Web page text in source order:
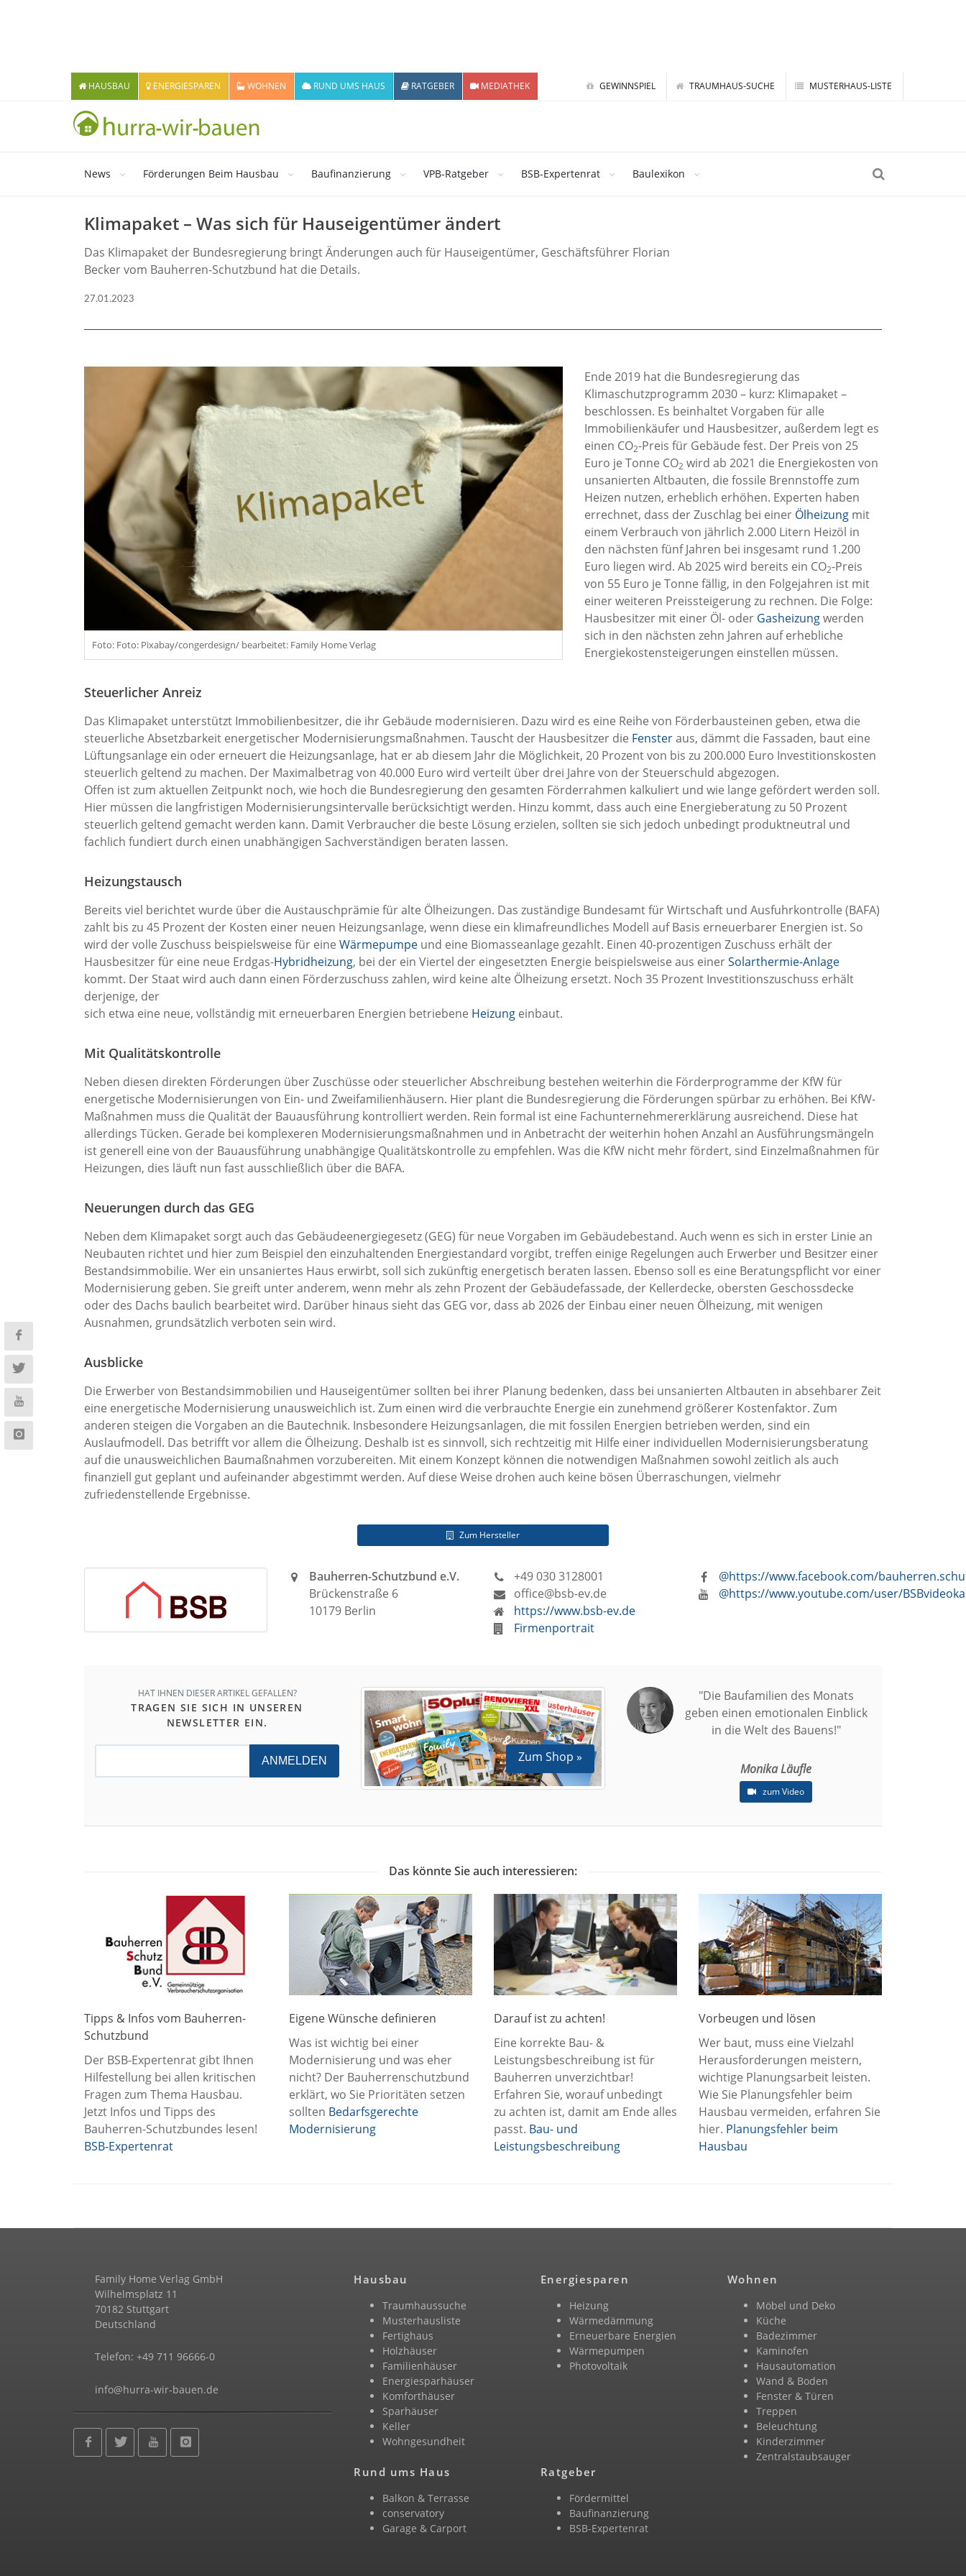
GEWINNSPIEL TRAUMHAUS-SUCHE MUSTERHAUS-LISTE
HAUSBAU ENERGIESPAREN WOHNEN RUND UMS HAUS RATGEBER MEDIATHEK
News Förderungen Beim Hausbau Baufinanzierung VPB-Ratgeber BSB-Expertenrat Baulexikon
Klimapaket – Was sich für Hauseigentümer ändert
Das Klimapaket der Bundesregierung bringt Änderungen auch für Hauseigentümer, Geschäftsführer Florian
Becker vom Bauherren-Schutzbund hat die Details.
27.01.2023
Foto: Foto: Pixabay/congerdesign/ bearbeitet: Family Home Verlag
Ende 2019 hat die Bundesregierung das
Klimaschutzprogramm 2030 – kurz: Klimapaket –
beschlossen. Es beinhaltet Vorgaben für alle
Immobilienkäufer und Hausbesitzer, außerdem legt es
einen CO2-Preis für Gebäude fest. Der Preis von 25
Euro je Tonne CO2 wird ab 2021 die Energiekosten von
unsanierten Altbauten, die fossile Brennstoffe zum
Heizen nutzen, erheblich erhöhen. Experten haben
errechnet, dass der Zuschlag bei einer Ölheizung mit
einem Verbrauch von jährlich 2.000 Litern Heizöl in
den nächsten fünf Jahren bei insgesamt rund 1.200
Euro liegen wird. Ab 2025 wird bereits ein CO2-Preis
von 55 Euro je Tonne fällig, in den Folgejahren ist mit
einer weiteren Preissteigerung zu rechnen. Die Folge:
Hausbesitzer mit einer Öl- oder Gasheizungwerden
sich in den nächsten zehn Jahren auf erhebliche
Energiekostensteigerungen einstellen müssen.
Steuerlicher Anreiz
Das Klimapaket unterstützt Immobilienbesitzer, die ihr Gebäude modernisieren. Dazu wird es eine Reihe von Förderbausteinen geben, etwa die
steuerliche Absetzbarkeit energetischer Modernisierungsmaßnahmen. Tauscht der Hausbesitzer die Fensteraus, dämmt die Fassaden, baut eine
Lüftungsanlage ein oder erneuert die Heizungsanlage, hat er ab diesem Jahr die Möglichkeit, 20 Prozent von bis zu 200.000 Euro Investitionskosten
steuerlich geltend zu machen. Der Maximalbetrag von 40.000 Euro wird verteilt über drei Jahre von der Steuerschuld abgezogen.
Offen ist zum aktuellen Zeitpunkt noch, wie hoch die Bundesregierung den gesamten Förderrahmen kalkuliert und wie lange gefördert werden soll.
Hier müssen die langfristigen Modernisierungsintervalle berücksichtigt werden. Hinzu kommt, dass auch eine Energieberatung zu 50 Prozent
steuerlich geltend gemacht werden kann. Damit Verbraucher die beste Lösung erzielen, sollten sie sich jedoch unbedingt produktneutral und
fachlich fundiert durch einen unabhängigen Sachverständigen beraten lassen.
Heizungstausch
Bereits viel berichtet wurde über die Austauschprämie für alte Ölheizungen. Das zuständige Bundesamt für Wirtschaft und Ausfuhrkontrolle (BAFA)
zahlt bis zu 45 Prozent der Kosten einer neuen Heizungsanlage, wenn diese ein klimafreundliches Modell auf Basis erneuerbarer Energien ist. So
wird der volle Zuschuss beispielsweise für eine Wärmepumpe und eine Biomasseanlage gezahlt. Einen 40-prozentigen Zuschuss erhält der
Hausbesitzer für eine neue Erdgas-Hybridheizung, bei der ein Viertel der eingesetzten Energie beispielsweise aus einerSolarthermie-Anlage
kommt. Der Staat wird auch dann einen Förderzuschuss zahlen, wird keine alte Ölheizung ersetzt. Noch 35 Prozent Investitionszuschuss erhält
derjenige, der
sich etwa eine neue, vollständig mit erneuerbaren Energien betriebene Heizung einbaut.
Mit Qualitätskontrolle
Neben diesen direkten Förderungen über Zuschüsse oder steuerlicher Abschreibung bestehen weiterhin die Förderprogramme der KfW für
energetische Modernisierungen von Ein- und Zweifamilienhäusern. Hier plant die Bundesregierung die Förderungen spürbar zu erhöhen. Bei KfW-
Maßnahmen muss die Qualität der Bauausführung kontrolliert werden. Rein formal ist eine Fachunternehmererklärung ausreichend. Diese hat
allerdings Tücken. Gerade bei komplexeren Modernisierungsmaßnahmen und in Anbetracht der weiterhin hohen Anzahl an Ausführungsmängeln
ist generell eine von der Bauausführung unabhängige Qualitätskontrolle zu empfehlen. Was die KfW nicht mehr fördert, sind Einzelmaßnahmen für
Heizungen, dies läuft nun fast ausschließlich über die BAFA.
Neuerungen durch das GEG
Neben dem Klimapaket sorgt auch das Gebäudeenergiegesetz (GEG) für neue Vorgaben im Gebäudebestand. Auch wenn es sich in erster Linie an
Neubauten richtet und hier zum Beispiel den einzuhaltenden Energiestandard vorgibt, treffen einige Regelungen auch Erwerber und Besitzer einer
Bestandsimmobilie. Wer ein unsaniertes Haus erwirbt, soll sich zukünftig energetisch beraten lassen. Ebenso soll es eine Beratungspflicht vor einer
Modernisierung geben. Sie greift unter anderem, wenn mehr als zehn Prozent der Gebäudefassade, der Kellerdecke, obersten Geschossdecke
oder des Dachs baulich bearbeitet wird. Darüber hinaus sieht das GEG vor, dass ab 2026 der Einbau einer neuen Ölheizung, mit wenigen
Ausnahmen, grundsätzlich verboten sein wird.
Ausblicke
Die Erwerber von Bestandsimmobilien und Hauseigentümer sollten bei ihrer Planung bedenken, dass bei unsanierten Altbauten in absehbarer Zeit
eine energetische Modernisierung unausweichlich ist. Zum einen wird die verbrauchte Energie ein zunehmend größerer Kostenfaktor. Zum
anderen steigen die Vorgaben an die Bautechnik. Insbesondere Heizungsanlagen, die mit fossilen Energien betrieben werden, sind ein
Auslaufmodell. Das betrifft vor allem die Ölheizung. Deshalb ist es sinnvoll, sich rechtzeitig mit Hilfe einer individuellen Modernisierungsberatung
auf die unausweichlichen Baumaßnahmen vorzubereiten. Mit einem Konzept können die notwendigen Maßnahmen sowohl zeitlich als auch
finanziell gut geplant und aufeinander abgestimmt werden. Auf diese Weise drohen auch keine bösen Überraschungen, vielmehr
zufriedenstellende Ergebnisse.
Zum Hersteller
Bauherren-Schutzbund e.V.
Brückenstraße 6
10179 Berlin
+49 030 3128001
office@bsb-ev.de
https://www.bsb-ev.de
Firmenportrait
@https://www.facebook.com/
@https://www.youtube.com/user/
HAT IHNEN DIESER ARTIKEL GEFALLEN?
TRAGEN SIE SICH IN UNSEREN
NEWSLETTER EIN.
ANMELDEN Zum Shop »
"Die Baufamilien des Monats
geben einen emotionalen Einblick
in die Welt des Bauens!"
Monika Läufle
zum Video
Das könnte Sie auch interessieren:
Tipps & Infos vom Bauherren-
Schutzbund
Der BSB-Expertenrat gibt Ihnen
Hilfestellung bei allen kritischen
Fragen zum Thema Hausbau.
Jetzt Infos und Tipps des
Bauherren-Schutzbundes lesen!
BSB-Expertenrat
Eigene Wünsche definieren
Was ist wichtig bei einer
Modernisierung und was eher
nicht? Der Bauherrenschutzbund
erklärt, wo Sie Prioritäten setzen
sollten Bedarfsgerechte
Modernisierung
Darauf ist zu achten!
Eine korrekte Bau- &
Leistungsbeschreibung ist für
Bauherren unverzichtbar!
Erfahren Sie, worauf unbedingt
zu achten ist, damit am Ende alles
passt. Bau- und
Leistungsbeschreibung
Vorbeugen und lösen
Wer baut, muss eine Vielzahl
Herausforderungen meistern,
wichtige Planungsarbeit leisten.
Wie Sie Planungsfehler beim
Hausbau vermeiden, erfahren Sie
hier. Planungsfehler beim
Hausbau
Family Home Verlag GmbH
Wilhelmsplatz 11
70182 Stuttgart
Deutschland
Telefon: +49 711 96666-0
info@hurra-wir-bauen.de
Hausbau
Traumhaussuche
Musterhausliste
Fertighaus
Holzhäuser
Familienhäuser
Energiesparhäuser
Komforthäuser
Sparhäuser
Keller
Wohngesundheit
Energiesparen
Heizung
Wärmedämmung
Erneuerbare Energien
Wärmepumpen
Photovoltaik
Wohnen
Möbel und Deko
Küche
Badezimmer
Kaminofen
Hausautomation
Wand & Boden
Fenster & Türen
Treppen
Beleuchtung
Kinderzimmer
Zentralstaubsauger
Rund ums Haus
Balkon & Terrasse
conservatory
Garage & Carport
Ratgeber
Fördermittel
Baufinanzierung
BSB-Expertenrat